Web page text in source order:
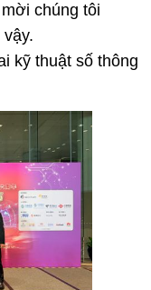
chúng tôi
kỹ thuật số thông